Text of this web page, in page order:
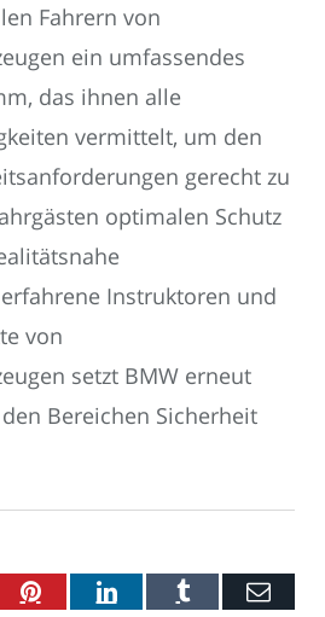
Fahrern von
ein umfassendes
das ihnen alle
vermittelt, um den
gerecht zu
optimalen Schutz
Instruktoren und
von
setzt BMW erneut
Bereichen Sicherheit
PinterestLinkedInTumblr E-